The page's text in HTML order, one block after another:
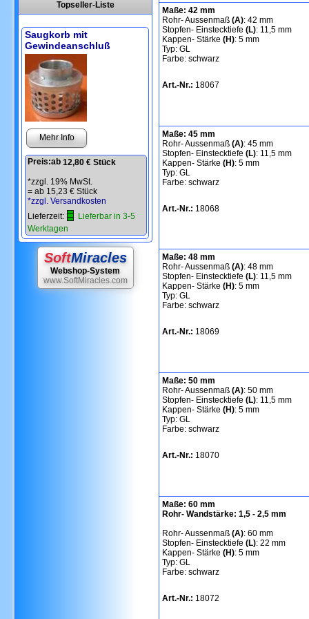
Topseller-Liste
Saugkorb mit
Gewindeanschluß
Mehr Info
Preis:ab 12,80 € Stück
*zzgl. 19% MwSt.
= ab 15,23 € Stück
*zzgl. Versandkosten
Lieferzeit:
Lieferbar in 3-5
Werktagen
SoftMiracles
Webshop-System
www.SoftMiracles.com
Maße: 42 mm
Rohr- Aussenmaß (A): 42 mm
Stopfen- Einstecktiefe (L): 11,5 mm
Kappen- Stärke (H): 5 mm
Typ: GL
Farbe: schwarz
Art.-Nr.: 18067
Maße: 45 mm
Rohr- Aussenmaß (A): 45 mm
Stopfen- Einstecktiefe (L): 11,5 mm
Kappen- Stärke (H): 5 mm
Typ: GL
Farbe: schwarz
Art.-Nr.: 18068
Maße: 48 mm
Rohr- Aussenmaß (A): 48 mm
Stopfen- Einstecktiefe (L): 11,5 mm
Kappen- Stärke (H): 5 mm
Typ: GL
Farbe: schwarz
Art.-Nr.: 18069
Maße: 50 mm
Rohr- Aussenmaß (A): 50 mm
Stopfen- Einstecktiefe (L): 11,5 mm
Kappen- Stärke (H): 5 mm
Typ: GL
Farbe: schwarz
Art.-Nr.: 18070
Maße: 60 mm
Rohr- Wandstärke: 1,5 - 2,5 mm
Rohr- Aussenmaß (A): 60 mm
Stopfen- Einstecktiefe (L): 22 mm
Kappen- Stärke (H): 5 mm
Typ: GL
Farbe: schwarz
Art.-Nr.: 18072